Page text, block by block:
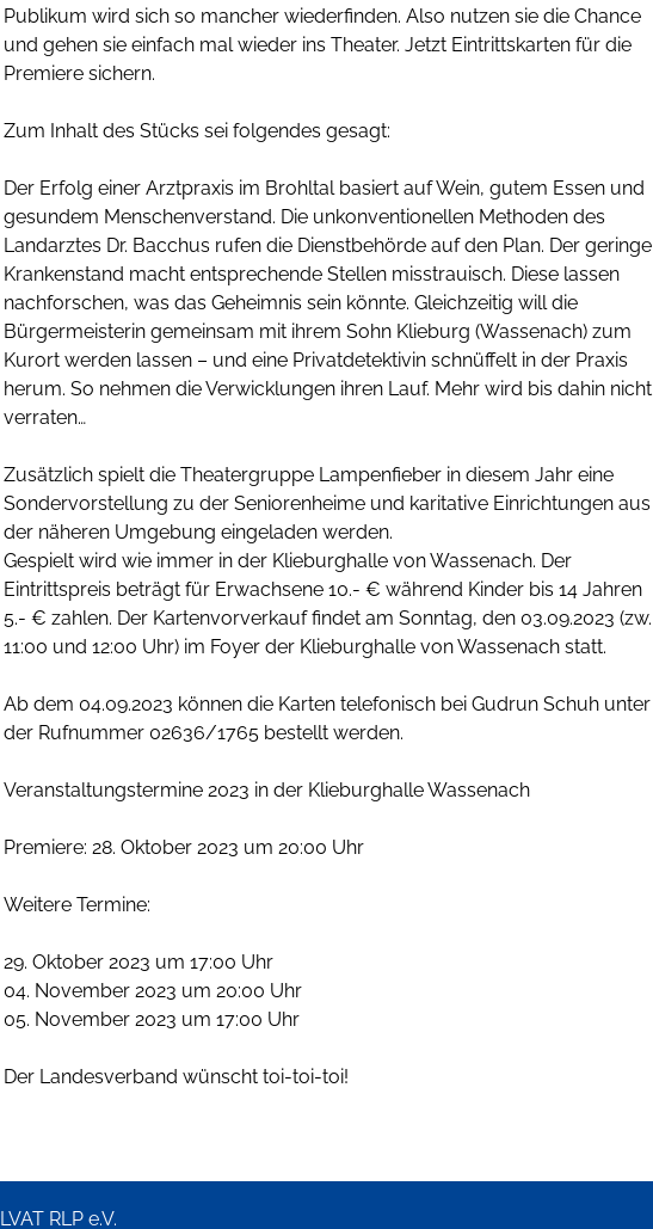
Publikum wird sich so mancher wiederfinden. Also nutzen sie die Chance
und gehen sie einfach mal wieder ins Theater. Jetzt Eintrittskarten für die
Premiere sichern.
Zum Inhalt des Stücks sei folgendes gesagt:
Der Erfolg einer Arztpraxis im Brohltal basiert auf Wein, gutem Essen und
gesundem Menschenverstand. Die unkonventionellen Methoden des
Landarztes Dr. Bacchus rufen die Dienstbehörde auf den Plan. Der geringe
Krankenstand macht entsprechende Stellen misstrauisch. Diese lassen
nachforschen, was das Geheimnis sein könnte. Gleichzeitig will die
Bürgermeisterin gemeinsam mit ihrem Sohn Klieburg (Wassenach) zum
Kurort werden lassen – und eine Privatdetektivin schnüffelt in der Praxis
herum. So nehmen die Verwicklungen ihren Lauf. Mehr wird bis dahin nicht
verraten…
Zusätzlich spielt die Theatergruppe Lampenfieber in diesem Jahr eine
Sondervorstellung zu der Seniorenheime und karitative Einrichtungen aus
der näheren Umgebung eingeladen werden.
Gespielt wird wie immer in der Klieburghalle von Wassenach. Der
Eintrittspreis beträgt für Erwachsene 10.- € während Kinder bis 14 Jahren
5.- € zahlen. Der Kartenvorverkauf findet am Sonntag, den 03.09.2023 (zw.
11:00 und 12:00 Uhr) im Foyer der Klieburghalle von Wassenach statt.
Ab dem 04.09.2023 können die Karten telefonisch bei Gudrun Schuh unter
der Rufnummer 02636/1765 bestellt werden.
Veranstaltungstermine 2023 in der Klieburghalle Wassenach
Premiere: 28. Oktober 2023 um 20:00 Uhr
Weitere Termine:
29. Oktober 2023 um 17:00 Uhr
04. November 2023 um 20:00 Uhr
05. November 2023 um 17:00 Uhr
Der Landesverband wünscht toi-toi-toi!
LVAT RLP e.V.